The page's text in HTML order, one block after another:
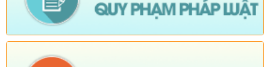
quy định tại Điều 16 và khoản 3 Điều 124 Luật Đất đai)
Ngày ban hành: (05/08/2026) Ngày hiệu lực: (04/08/2026)
Ngày ban hành: (05/08/2026)